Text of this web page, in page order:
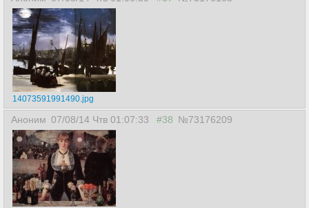
14073591991490.jpg
Аноним 07/08/14 Чтв 01:07:33 #38 №73176209